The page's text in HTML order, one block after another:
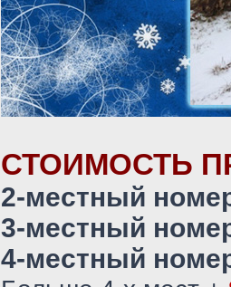
СТОИМОСТЬ
2-местный
3-местный
4-местный